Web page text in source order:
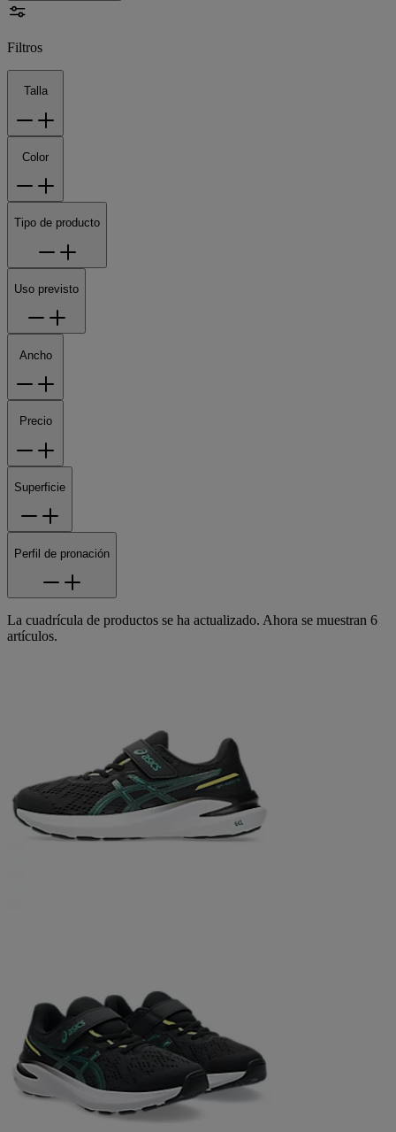
Filtros
Talla
Color
Tipo de producto
Uso previsto
Ancho
Precio
Superficie
Perfil de pronación
La cuadrícula de productos se ha actualizado. Ahora se muestran 6
artículos.